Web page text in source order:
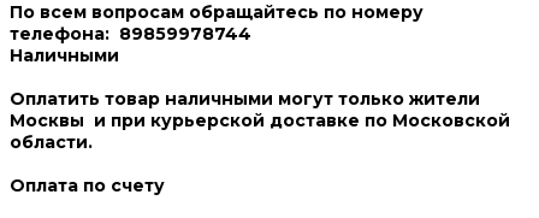
По всем вопросам обращайтесь по номеру
телефона: 89859978744
Наличными
Оплатить товар наличными могут только жители
Москвы и при курьерской доставке по Московской
области.
Оплата по счету